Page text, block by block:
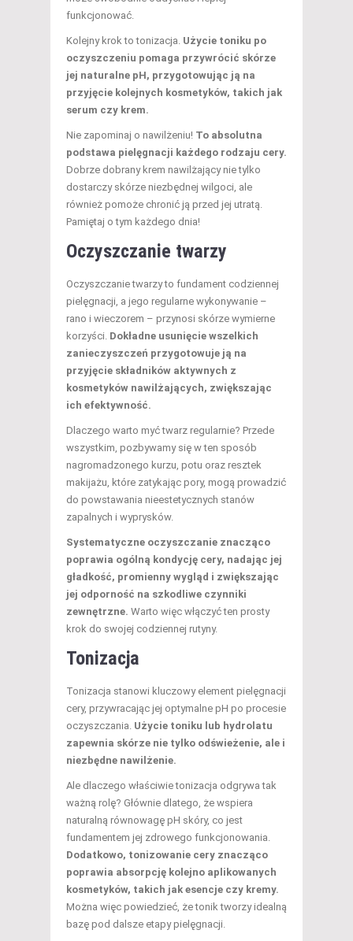
funkcjonować.
Kolejny krok to tonizacja. Użycie toniku po
oczyszczeniu pomaga przywrócić skórze
jej naturalne pH, przygotowując ją na
przyjęcie kolejnych kosmetyków, takich jak
serum czy krem.
Nie zapominaj o nawilżeniu! To absolutna
podstawa pielęgnacji każdego rodzaju cery.
Dobrze dobrany krem nawilżający nie tylko
dostarczy skórze niezbędnej wilgoci, ale
również pomoże chronić ją przed jej utratą.
Pamiętaj o tym każdego dnia!
Oczyszczanie twarzy
Oczyszczanie twarzy to fundament codziennej
pielęgnacji, a jego regularne wykonywanie –
rano i wieczorem – przynosi skórze wymierne
korzyści. Dokładne usunięcie wszelkich
zanieczyszczeń przygotowuje ją na
przyjęcie składników aktywnych z
kosmetyków nawilżających, zwiększając
ich efektywność.
Dlaczego warto myć twarz regularnie? Przede
wszystkim, pozbywamy się w ten sposób
nagromadzonego kurzu, potu oraz resztek
makijażu, które zatykając pory, mogą prowadzić
do powstawania nieestetycznych stanów
zapalnych i wyprysków.
Systematyczne oczyszczanie znacząco
poprawia ogólną kondycję cery, nadając jej
gładkość, promienny wygląd i zwiększając
jej odporność na szkodliwe czynniki
zewnętrzne. Warto więc włączyć ten prosty
krok do swojej codziennej rutyny.
Tonizacja
Tonizacja stanowi kluczowy element pielęgnacji
cery, przywracając jej optymalne pH po procesie
oczyszczania. Użycie toniku lub hydrolatu
zapewnia skórze nie tylko odświeżenie, ale i
niezbędne nawilżenie.
Ale dlaczego właściwie tonizacja odgrywa tak
ważną rolę? Głównie dlatego, że wspiera
naturalną równowagę pH skóry, co jest
fundamentem jej zdrowego funkcjonowania.
Dodatkowo, tonizowanie cery znacząco
poprawia absorpcję kolejno aplikowanych
kosmetyków, takich jak esencje czy kremy.
Można więc powiedzieć, że tonik tworzy idealną
bazę pod dalsze etapy pielęgnacji.